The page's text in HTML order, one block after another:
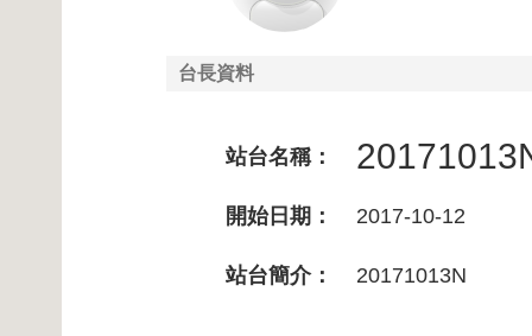
台長資料
站台名稱：
開始日期： 2017-10-12
站台簡介： 20171013N